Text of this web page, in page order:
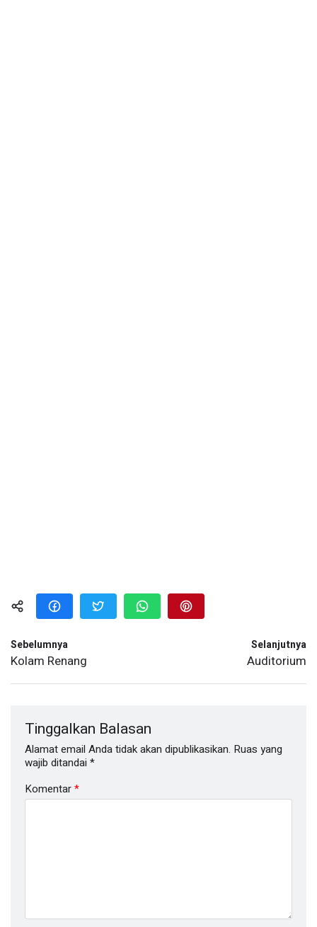
Sebelumnya
Kolam Renang
Selanjutnya
Auditorium
Tinggalkan Balasan
Alamat email Anda tidak akan dipublikasikan. Ruas yang
wajib ditandai *
Komentar*